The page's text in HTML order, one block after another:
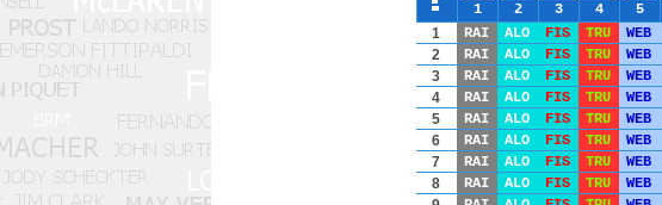
1
2
3
4
5
1
RAI ALO FIS TRU WEB
2
RAI ALO FIS TRU WEB
3
RAI ALO FIS TRU WEB
4
RAI ALO FIS TRU WEB
5
RAI ALO FIS TRU WEB
6
RAI ALO FIS TRU WEB
7
RAI ALO FIS TRU WEB
8
RAI ALO FIS TRU WEB